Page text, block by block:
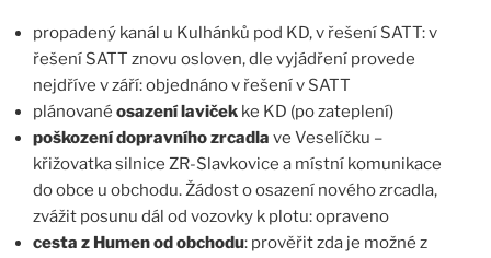
propadený kanál u Kulhánků pod KD, v řešení SATT: v
řešení SATT znovu osloven, dle vyjádření provede
nejdříve v září: objednáno v řešení v SATT
plánované osazení laviček ke KD (po zateplení)
poškození dopravního zrcadla ve Veselíčku –
křižovatka silnice ZR-Slavkovice a místní komunikace
do obce u obchodu. Žádost o osazení nového zrcadla,
zvážit posunu dál od vozovky k plotu: opraveno
cesta z Humen od obchodu: prověřit zda je možné z